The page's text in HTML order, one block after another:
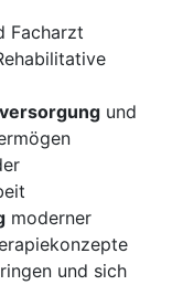
Facharzt
und
moderner
und sich